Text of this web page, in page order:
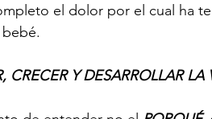
el dolor por el cual ha
CRECER Y DESARROLLAR LA